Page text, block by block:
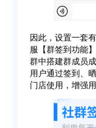
因此，设置一套
服【群签到功能
群中搭建群成员
用户通过签到、
门店使用，增强